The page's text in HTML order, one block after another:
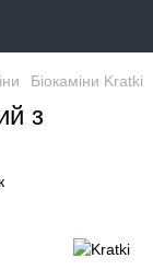
Біокаміни Kratki
з